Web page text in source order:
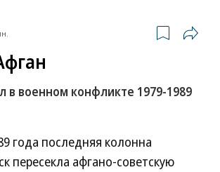
в военном конфликте 1979-1989
года последняя колонна
пересекла афгано-советскую